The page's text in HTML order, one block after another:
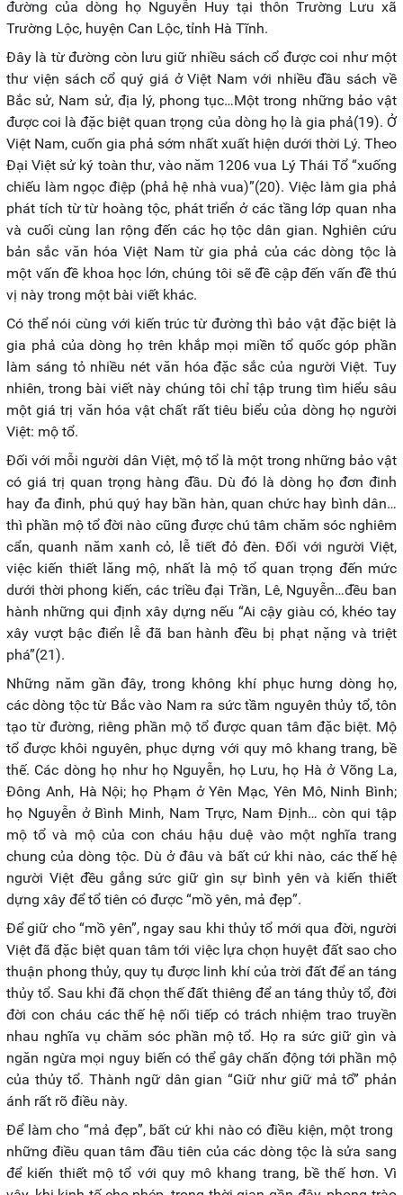
đường của dòng họ Nguyễn Huy tại thôn Trường Lưu xã
Trường Lộc, huyện Can Lộc, tỉnh Hà Tĩnh.
Đây là từ đường còn lưu giữ nhiều sách cổ được coi như một
thư viện sách cổ quý giá ở Việt Nam với nhiều đầu sách về
Bắc sử, Nam sử, địa lý, phong tục…Một trong những bảo vật
được coi là đặc biệt quan trọng của dòng họ là gia phả(19). Ở
Việt Nam, cuốn gia phả sớm nhất xuất hiện dưới thời Lý. Theo
Đại Việt sử ký toàn thư, vào năm 1206 vua Lý Thái Tổ “xuống
chiếu làm ngọc điệp (phả hệ nhà vua)”(20). Việc làm gia phả
phát tích từ từ hoàng tộc, phát triển ở các tầng lớp quan nha
và cuối cùng lan rộng đến các họ tộc dân gian. Nghiên cứu
bản sắc văn hóa Việt Nam từ gia phả của các dòng tộc là
một vấn đề khoa học lớn, chúng tôi sẽ đề cập đến vấn đề thú
vị này trong một bài viết khác.
Có thể nói cùng với kiến trúc từ đường thì bảo vật đặc biệt là
gia phả của dòng họ trên khắp mọi miền tổ quốc góp phần
làm sáng tỏ nhiều nét văn hóa đặc sắc của người Việt. Tuy
nhiên, trong bài viết này chúng tôi chỉ tập trung tìm hiểu sâu
một giá trị văn hóa vật chất rất tiêu biểu của dòng họ người
Việt: mộ tổ.
Đối với mỗi người dân Việt, mộ tổ là một trong những bảo vật
có giá trị quan trọng hàng đầu. Dù đó là dòng họ đơn đinh
hay đa đinh, phú quý hay bần hàn, quan chức hay bình dân…
thì phần mộ tổ đời nào cũng được chú tâm chăm sóc nghiêm
cẩn, quanh năm xanh cỏ, lễ tiết đỏ đèn. Đối với người Việt,
việc kiến thiết lăng mộ, nhất là mộ tổ quan trọng đến mức
dưới thời phong kiến, các triều đại Trần, Lê, Nguyễn…đều ban
hành những qui định xây dựng nếu “Ai cậy giàu có, khéo tay
xây vượt bậc điển lễ đã ban hành đều bị phạt nặng và triệt
phá”(21).
Những năm gần đây, trong không khí phục hưng dòng họ,
các dòng tộc từ Bắc vào Nam ra sức tầm nguyên thủy tổ, tôn
tạo từ đường, riêng phần mộ tổ được quan tâm đặc biệt. Mộ
tổ được khôi nguyên, phục dựng với quy mô khang trang, bề
thế. Các dòng họ như họ Nguyễn, họ Lưu, họ Hà ở Võng La,
Đông Anh, Hà Nội; họ Phạm ở Yên Mạc, Yên Mô, Ninh Bình;
họ Nguyễn ở Bình Minh, Nam Trực, Nam Định… còn qui tập
mộ tổ và mộ của con cháu hậu duệ vào một nghĩa trang
chung của dòng tộc. Dù ở đâu và bất cứ khi nào, các thế hệ
người Việt đều gắng sức giữ gìn sự bình yên và kiến thiết
dựng xây để tổ tiên có được “mồ yên, mả đẹp”.
Để giữ cho “mồ yên”, ngay sau khi thủy tổ mới qua đời, người
Việt đã đặc biệt quan tâm tới việc lựa chọn huyệt đất sao cho
thuận phong thủy, quy tụ được linh khí của trời đất để an táng
thủy tổ. Sau khi đã chọn thế đất thiêng để an táng thủy tổ, đời
đời con cháu các thế hệ nối tiếp có trách nhiệm trao truyền
nhau nghĩa vụ chăm sóc phần mộ tổ. Họ ra sức giữ gìn và
ngăn ngừa mọi nguy biến có thể gây chấn động tới phần mộ
của thủy tổ. Thành ngữ dân gian “Giữ như giữ mả tổ” phản
ánh rất rõ điều này.
Để làm cho “mả đẹp”, bất cứ khi nào có điều kiện, một trong
những điều quan tâm đầu tiên của các dòng tộc là sửa sang
để kiến thiết mộ tổ với quy mô khang trang, bề thế hơn. Vì